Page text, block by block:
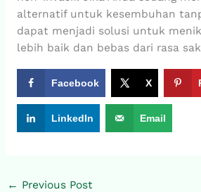
alternatif untuk kesembuhan
dapat menjadi solusi untuk
lebih baik dan bebas dari rasa
Facebook X
LinkedIn Email
← Previous Post